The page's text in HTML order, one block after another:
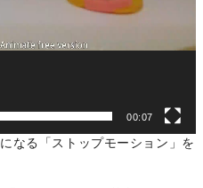
00:07
になる「ストップモーション」を